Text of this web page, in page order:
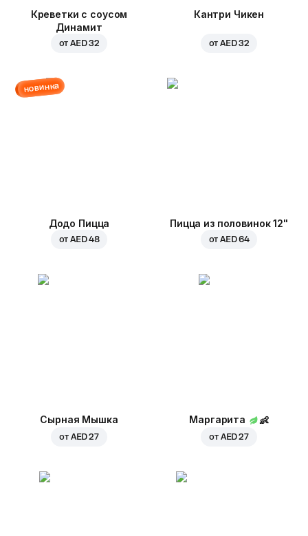
Креветки с соусом
Динамит
отAED 32
Кантри Чикен
отAED 32
новинка
Додо Пицца
отAED 48
Пицца из половинок 12"
отAED 64
Сырная Мышка
от AED 27
Маргарита 👶
от AED 27